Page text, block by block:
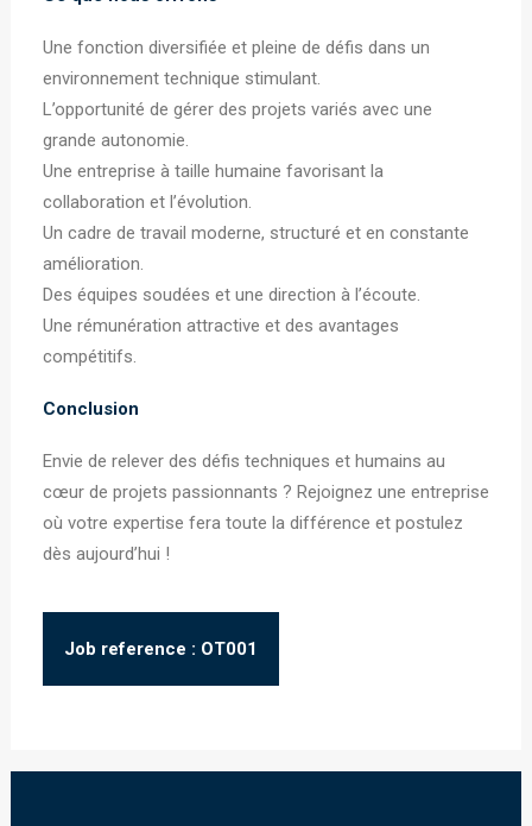
Une fonction diversifiée et pleine de défis dans un
environnement technique stimulant.
L’opportunité de gérer des projets variés avec une
grande autonomie.
Une entreprise à taille humaine favorisant la
collaboration et l’évolution.
Un cadre de travail moderne, structuré et en constante
amélioration.
Des équipes soudées et une direction à l’écoute.
Une rémunération attractive et des avantages
compétitifs.
Conclusion
Envie de relever des défis techniques et humains au
cœur de projets passionnants ? Rejoignez une entreprise
où votre expertise fera toute la différence et postulez
dès aujourd’hui !
Job reference : OT001